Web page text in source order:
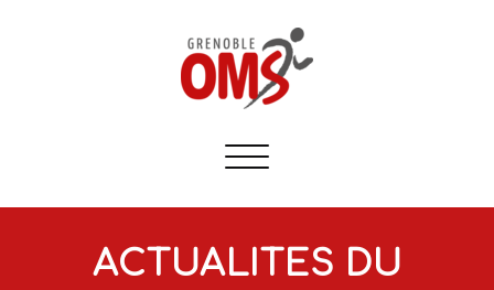
Afficher/masquer
navigation
ACTUALITES DU